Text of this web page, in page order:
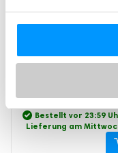
von 5,
basierend
auf
Kundenbewertung
Bestellt vor 23:59
Lieferung am